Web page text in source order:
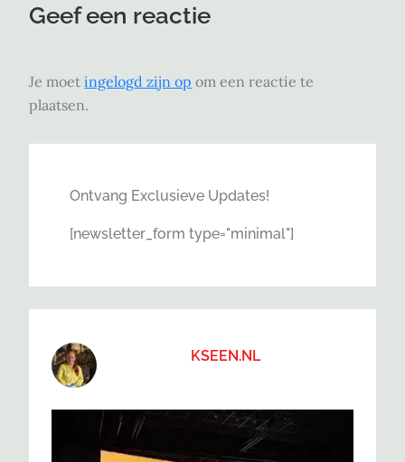
Geef een reactie
Je moetingelogd zijn op om een reactie te
plaatsen.
Ontvang Exclusieve Updates!
[newsletter_form type="minimal"]
KSEEN.NL